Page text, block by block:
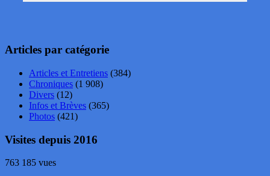
Articles par catégorie
Articles et Entretiens (384)
Chroniques (1 908)
Divers (12)
Infos et Brèves (365)
Photos (421)
Visites depuis 2016
763 185 vues